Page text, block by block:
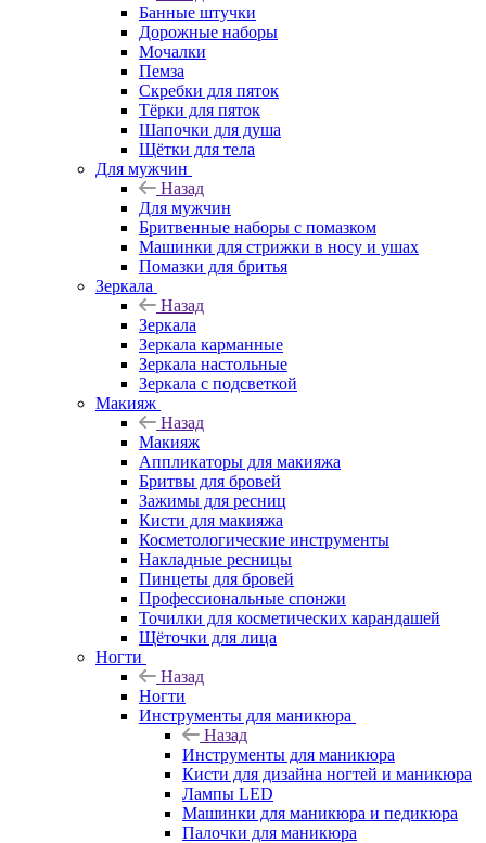
Банные штучки
Дорожные наборы
Мочалки
Пемза
Скребки для пяток
Тёрки для пяток
Шапочки для душа
Щётки для тела
Для мужчин
Назад
Для мужчин
Бритвенные наборы с помазком
Машинки для стрижки в носу и ушах
Помазки для бритья
Зеркала
Назад
Зеркала
Зеркала карманные
Зеркала настольные
Зеркала с подсветкой
Макияж
Назад
Макияж
Аппликаторы для макияжа
Бритвы для бровей
Зажимы для ресниц
Кисти для макияжа
Косметологические инструменты
Накладные ресницы
Пинцеты для бровей
Профессиональные спонжи
Точилки для косметических карандашей
Щёточки для лица
Ногти
Назад
Ногти
Инструменты для маникюра
Назад
Инструменты для маникюра
Кисти для дизайна ногтей и маникюра
Лампы LED
Машинки для маникюра и педикюра
Палочки для маникюра